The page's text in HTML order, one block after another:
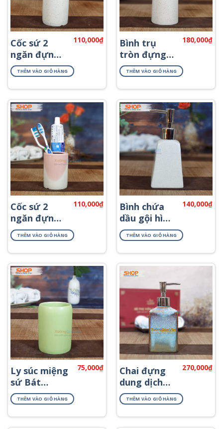
Cốc sứ 2
ngăn đựng
bàn chải
PKNT-04
110,000₫
THÊM VÀO GIỎ HÀNG
Bình trụ
tròn đựng
dầu gội
PKNT-33
180,000₫
THÊM VÀO GIỎ HÀNG
Cốc sứ 2
ngăn đựng
bàn chải
PKNT-03
110,000₫
THÊM VÀO GIỎ HÀNG
Bình chứa
dầu gội hình
thang
PKNT-40
140,000₫
THÊM VÀO GIỎ HÀNG
Ly súc miệng
sứ Bát
Tràng đẹp
PKNT-12
75,000₫
THÊM VÀO GIỎ HÀNG
Chai đựng
dung dịch
khách sạn
PKNT-57
270,000₫
THÊM VÀO GIỎ HÀNG